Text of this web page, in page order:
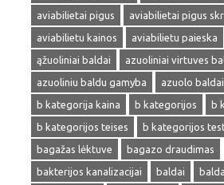
aviabilietai pigus
aviabilietai pigus
aviabilietu kainos
aviabilietu paieska
ąžuoliniai baldai
azuoliniai virtuves
azuoliniu baldu gamyba
azuolo baldai
b kategorija kaina
b kategorijos
b
b kategorijos teises
b kategorijos
bagažas lėktuve
bagazo draudimas
bakterijos kanalizacijai
baldai